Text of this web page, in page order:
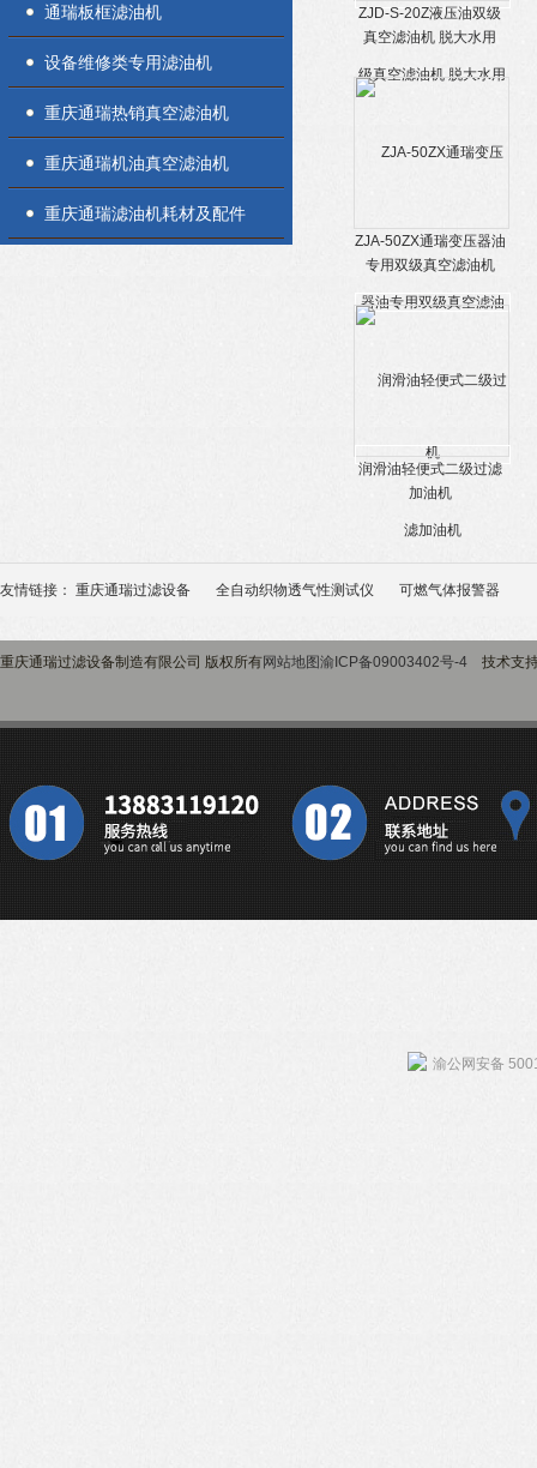
通瑞板框滤油机
设备维修类专用滤油机
重庆通瑞热销真空滤油机
重庆通瑞机油真空滤油机
重庆通瑞滤油机耗材及配件
ZJD-S-20Z液压油双级
真空滤油机 脱大水用
ZJA-50ZX通瑞变压器油
专用双级真空滤油机
润滑油轻便式二级过滤
加油机
友情链接： 重庆通瑞过滤设备 全自动织物透气性测试仪 可燃气体报警器
重庆通瑞过滤设备制造有限公司 版权所有网站地图渝ICP备09003402号-4 技术支
渝公网安备